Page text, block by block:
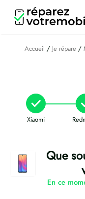
contenu
Accueil / Je répare /
Xiaomi
Que
En ce